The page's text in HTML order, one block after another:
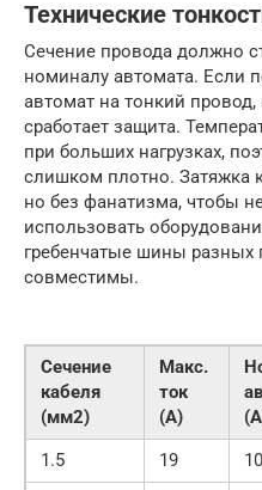
Технические
Сечение провода должно
номиналу автомата. Если
автомат на тонкий
сработает защита.
при больших нагрузках,
слишком плотно. Затяжка
но без фанатизма, чтобы
использовать
гребенчатые шины разных
совместимы.
Сечение
кабеля
(мм2)
Макс.
ток
(А)
1.5 19